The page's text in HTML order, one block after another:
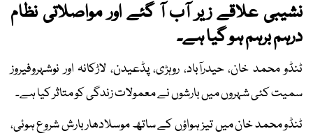
نشیبی علاقے زیر آب آ گئے اور مواصلاتی نظام
درہم برہم ہو گیا ہے۔
ٹنڈو محمد خان، حیدرآباد، روہڑی، پڈعیدن، لاڑکانہ اور نوشہروفیروز
سمیت کئی شہروں میں بارشوں نے معمولات زندگی کو متاثر کیا ہے۔
ٹنڈو محمد خان میں تیز ہواؤں کے ساتھ موسلادھار بارش شروع ہوئی،